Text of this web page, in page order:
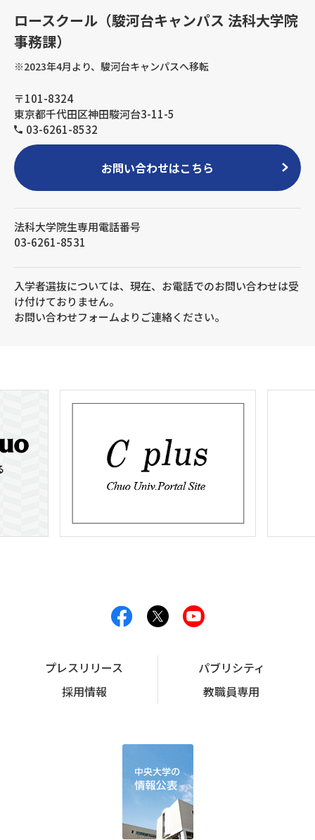
ロースクール（駿河台キャンパス 法科大学院
事務課）
※2023年4月より、駿河台キャンパスへ移転
〒101-8324
東京都千代田区神田駿河台3-11-5
03-6261-8532
お問い合わせはこちら
法科大学院生専用電話番号
03-6261-8531
入学者選抜については、現在、お電話でのお問い合わせは受
け付けておりません。
お問い合わせフォームよりご連絡ください。
プレスリリース
パブリシティ
採用情報
教職員専用